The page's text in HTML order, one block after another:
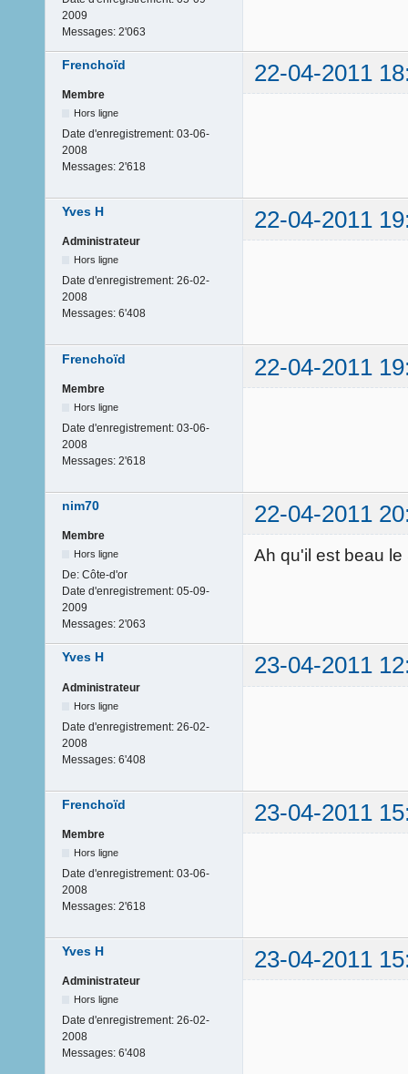
2009
Messages: 2'063
Frenchoïd 22-04-2011
Membre
Hors ligne
Date d'enregistrement: 03-06-
2008
Messages: 2'618
Yves H 22-04-2011
Administrateur
Hors ligne
Date d'enregistrement: 26-02-
2008
Messages: 6'408
Frenchoïd 22-04-2011
Membre
Hors ligne
Date d'enregistrement: 03-06-
2008
Messages: 2'618
nim70 22-04-2011
Membre
Hors ligne
De: Côte-d'or
Date d'enregistrement: 05-09-
2009
Messages: 2'063
Ah qu'il est beau
Yves H 23-04-2011
Administrateur
Hors ligne
Date d'enregistrement: 26-02-
2008
Messages: 6'408
Frenchoïd 23-04-2011
Membre
Hors ligne
Date d'enregistrement: 03-06-
2008
Messages: 2'618
Yves H 23-04-2011
Administrateur
Hors ligne
Date d'enregistrement: 26-02-
2008
Messages: 6'408